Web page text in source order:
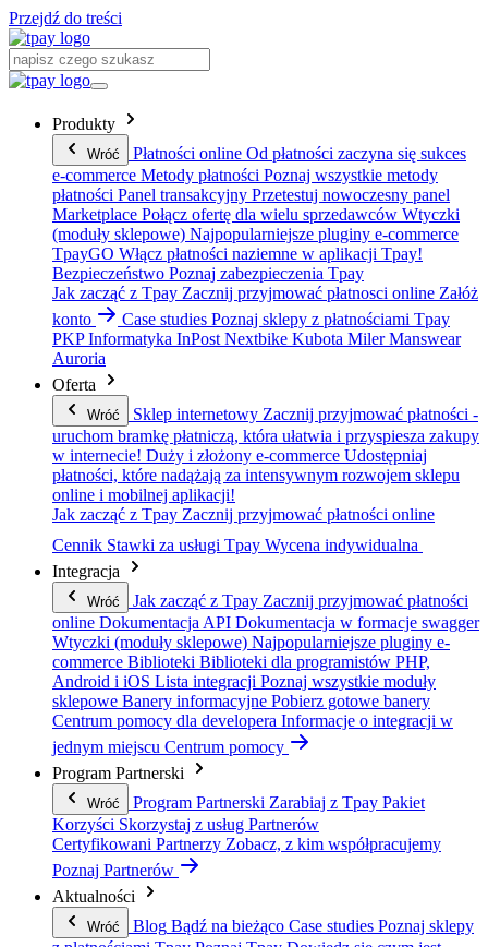
Przejdź do treści
Produkty
Wróć Płatności online Od płatności zaczyna się sukces
e-commerce Metody płatności Poznaj wszystkie metody
płatności Panel transakcyjny Przetestuj nowoczesny panel
Marketplace Połącz ofertę dla wielu sprzedawców Wtyczki
(moduły sklepowe) Najpopularniejsze pluginy e-commerce
TpayGO Włącz płatności naziemne w aplikacji Tpay!
Bezpieczeństwo Poznaj zabezpieczenia Tpay
Jak zacząć z Tpay Zacznij przyjmować płatnosci online Załóż
konto
Case studies Poznaj sklepy z płatnościami Tpay
PKP Informatyka InPost Nextbike Kubota Miler Manswear
Auroria
Oferta
Wróć Sklep internetowy Zacznij przyjmować płatności -
uruchom bramkę płatniczą, która ułatwia i przyspiesza zakupy
w internecie! Duży i złożony e-commerce Udostępniaj
płatności, które nadążają za intensywnym rozwojem sklepu
online i mobilnej aplikacji!
Jak zacząć z Tpay Zacznij przyjmować płatności online
Cennik Stawki za usługi Tpay Wycena indywidualna
Integracja
Wróć Jak zacząć z Tpay Zacznij przyjmować płatności
online Dokumentacja API Dokumentacja w formacje swagger
Wtyczki (moduły sklepowe) Najpopularniejsze pluginy e-
commerce Biblioteki Biblioteki dla programistów PHP,
Android i iOS Lista integracji Poznaj wszystkie moduły
sklepowe Banery informacyjne Pobierz gotowe banery
Centrum pomocy dla developera Informacje o integracji w
jednym miejscu Centrum pomocy
Program Partnerski
Wróć Program Partnerski Zarabiaj z Tpay Pakiet
Korzyści Skorzystaj z usług Partnerów
Certyfikowani Partnerzy Zobacz, z kim współpracujemy
Poznaj Partnerów
Aktualności
Wróć Blog Bądź na bieżąco Case studies Poznaj sklepy